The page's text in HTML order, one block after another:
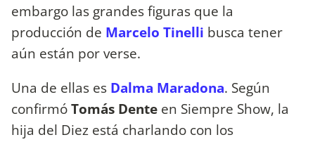
embargo las grandes figuras que la
producción de Marcelo Tinelli busca tener
aún están por verse.
Una de ellas es Dalma Maradona. Según
confirmóTomás Dente en Siempre Show, la
hija del Diez está charlando con los